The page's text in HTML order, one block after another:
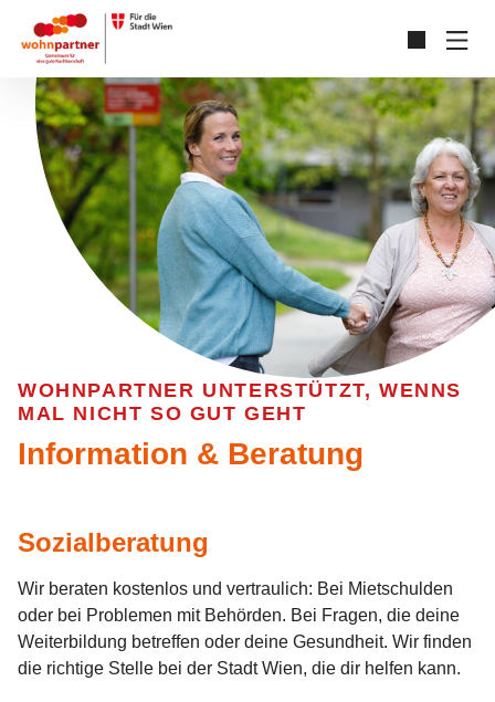
Zum Hauptinhalt springen
Skip to page footer
WOHNPARTNER UNTERSTÜTZT, WENNS
MAL NICHT SO GUT GEHT
Information & Beratung
Sozialberatung
Wir beraten kostenlos und vertraulich: Bei Mietschulden
oder bei Problemen mit Behörden. Bei Fragen, die deine
Weiterbildung betreffen oder deine Gesundheit. Wir finden
die richtige Stelle bei der Stadt Wien, die dir helfen kann.